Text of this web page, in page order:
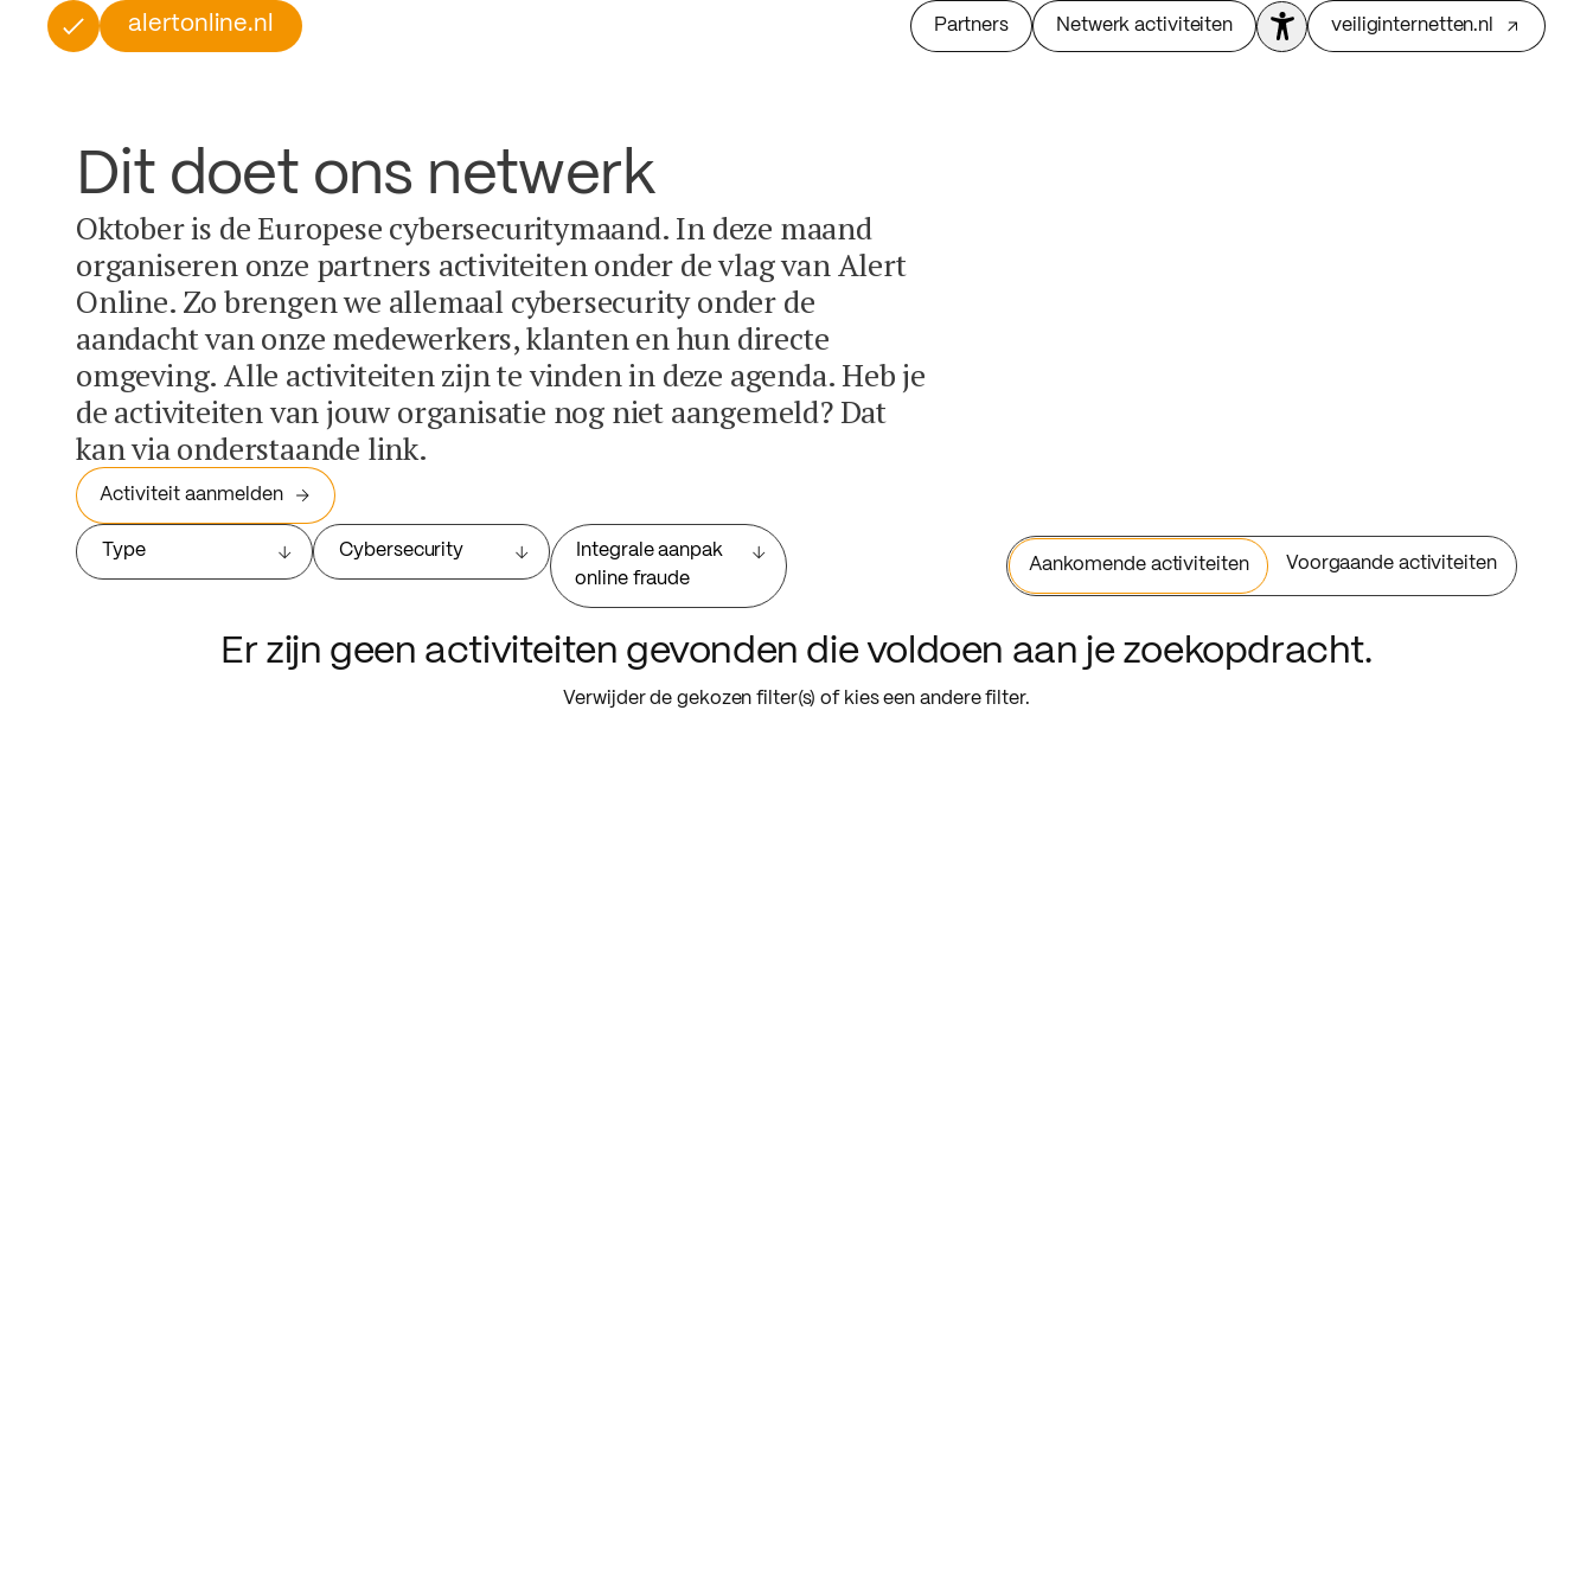
alertonline.nl Partners Netwerk activiteiten veiliginternetten.nl
Dit doet ons netwerk
Oktober is de Europese cybersecuritymaand. In deze maand
organiseren onze partners activiteiten onder de vlag van Alert
Online. Zo brengen we allemaal cybersecurity onder de
aandacht van onze medewerkers, klanten en hun directe
omgeving. Alle activiteiten zijn te vinden in deze agenda. Heb je
de activiteiten van jouw organisatie nog niet aangemeld? Dat
kan via onderstaande link.
Activiteit aanmelden
Type Cybersecurity
Integrale aanpak
online fraude
Aankomende activiteiten Voorgaande activiteiten
Er zijn geen activiteiten gevonden die voldoen aan je zoekopdracht.
Verwijder de gekozen filter(s) of kies een andere filter.